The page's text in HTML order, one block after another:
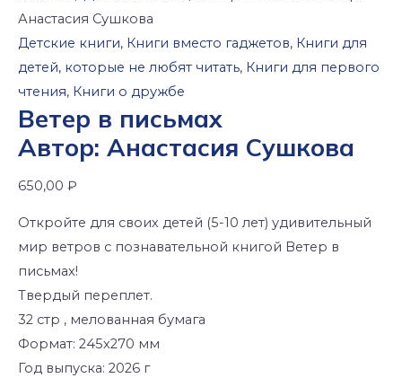
Анастасия Сушкова
Детские книги, Книги вместо гаджетов, Книги для
детей, которые не любят читать, Книги для первого
чтения, Книги о дружбе
Ветер в письмах
Автор: Анастасия Сушкова
650,00 ₽
Откройте для своих детей (5-10 лет) удивительный
мир ветров с познавательной книгой Ветер в
письмах!
Твердый переплет.
32 стр , мелованная бумага
Формат: 245х270 мм
Год выпуска: 2026 г